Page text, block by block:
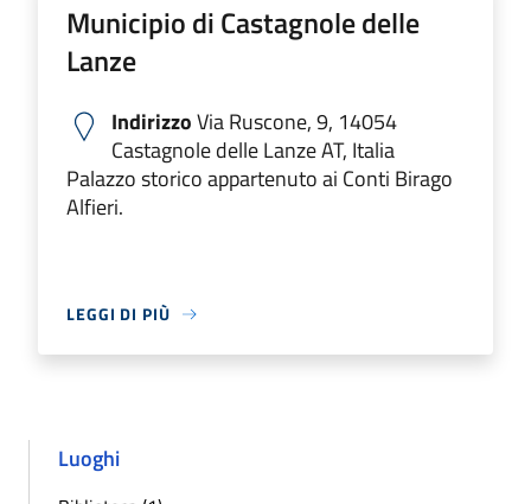
Municipio di Castagnole delle
Lanze
IndirizzoVia Ruscone, 9, 14054
Castagnole delle Lanze AT, Italia
Palazzo storico appartenuto ai Conti Birago
Alfieri.
LEGGI DI PIÙ
Luoghi